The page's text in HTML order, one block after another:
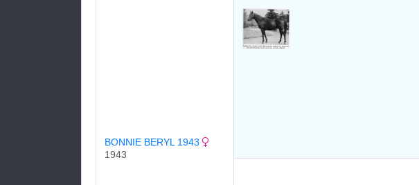
BONNIE BERYL 1943
1943